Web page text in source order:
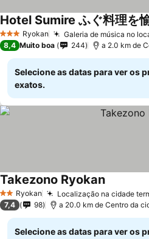
3 EstrelasRyokan Galeria de música no
Hotel Sumire ふぐ料理を
8,4 Muito boa 244 a 2.0 km de
Selecione as datas para ver os
exatos.
2 Estrelas
Ryokan Localização na cidade
Takezono Ryokan
7,4 98 a 20.0 km de Centro da
Selecione as datas para ver os